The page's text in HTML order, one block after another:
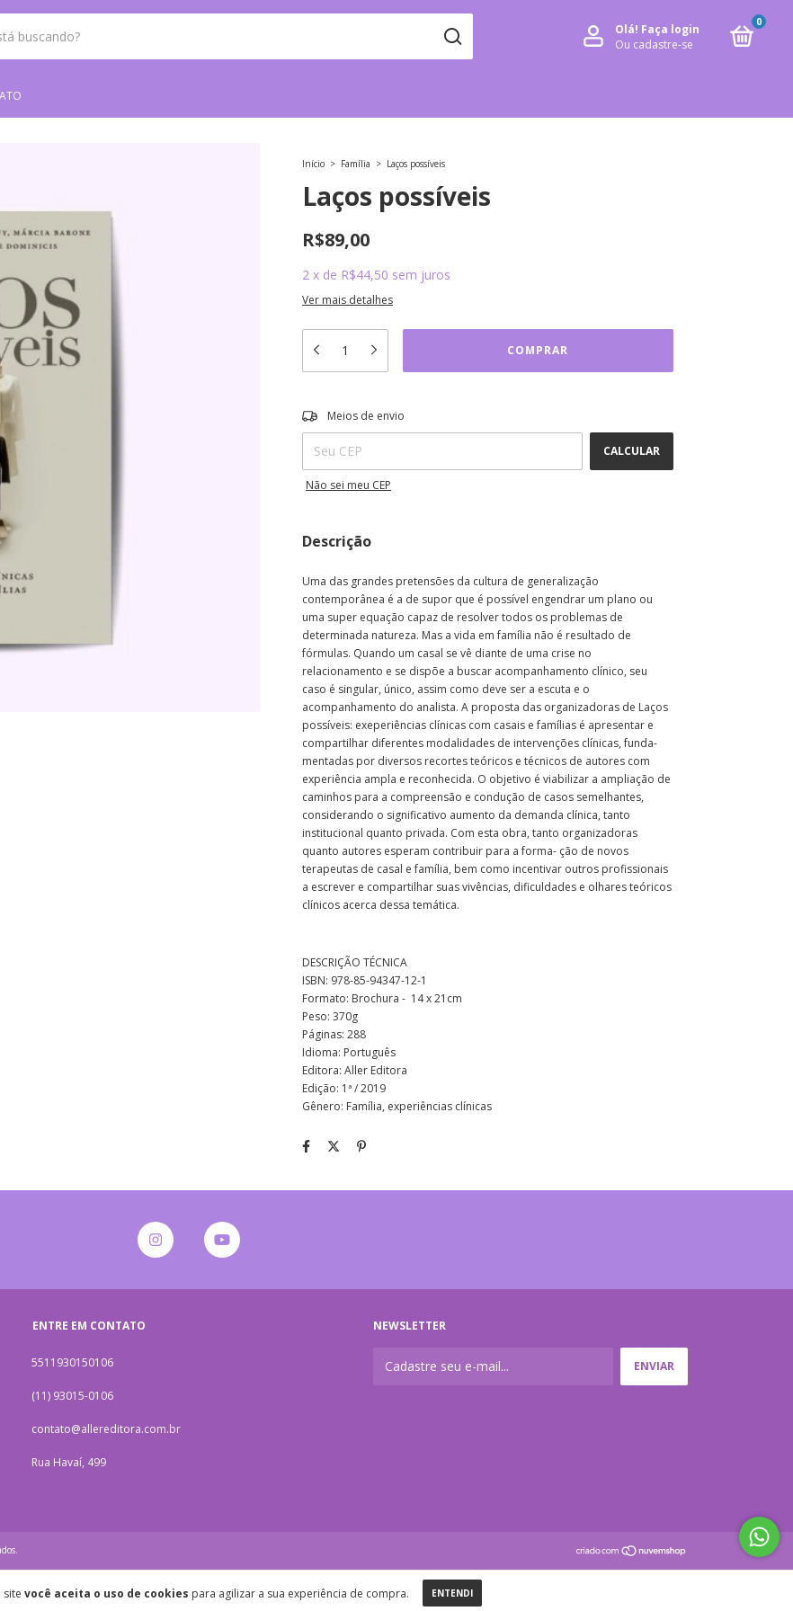
Olá! Faça login
Ou cadastre-se
0
site você aceita o uso de cookies para agilizar a sua experiência de compra. ENTENDI
Início > Família > Laços possíveis
Laços possíveis
R$89,00
2 x de R$44,50 sem juros
Ver mais detalhes
Entregas para o CEP:
Meios de envio
CALCULAR
Não sei meu CEP
Descrição
Uma das grandes pretensões da cultura de generalização
contemporânea é a de supor que é possível engendrar um plano ou
uma super equação capaz de resolver todos os problemas de
determinada natureza. Mas a vida em família não é resultado de
fórmulas. Quando um casal se vê diante de uma crise no
relacionamento e se dispõe a buscar acompanhamento clínico, seu
caso é singular, único, assim como deve ser a escuta e o
acompanhamento do analista. A proposta das organizadoras de Laços
possíveis: exeperiências clínicas com casais e famílias é apresentar e
compartilhar diferentes modalidades de intervenções clínicas, funda-
mentadas por diversos recortes teóricos e técnicos de autores com
experiência ampla e reconhecida. O objetivo é viabilizar a ampliação de
caminhos para a compreensão e condução de casos semelhantes,
considerando o significativo aumento da demanda clínica, tanto
institucional quanto privada. Com esta obra, tanto organizadoras
quanto autores esperam contribuir para a forma- ção de novos
terapeutas de casal e família, bem como incentivar outros profissionais
a escrever e compartilhar suas vivências, dificuldades e olhares teóricos
clínicos acerca dessa temática.
DESCRIÇÃO TÉCNICA
ISBN: 978-85-94347-12-1
Formato: Brochura - 14 x 21cm
Peso: 370g
Páginas: 288
Idioma: Português
Editora: Aller Editora
Edição: 1ª / 2019
Gênero: Família, experiências clínicas
ENTRE EM CONTATO
5511930150106
(11) 93015-0106
contato@allereditora.com.br
Rua Havaí, 499
NEWSLETTER